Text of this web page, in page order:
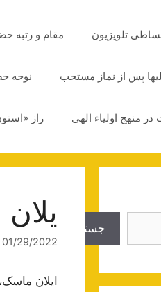
تلویزیون مقام و رتبه
پس از نماز مستحب نوحه
در منهج اولیاء الهی راز
01/29/2022
جستجو